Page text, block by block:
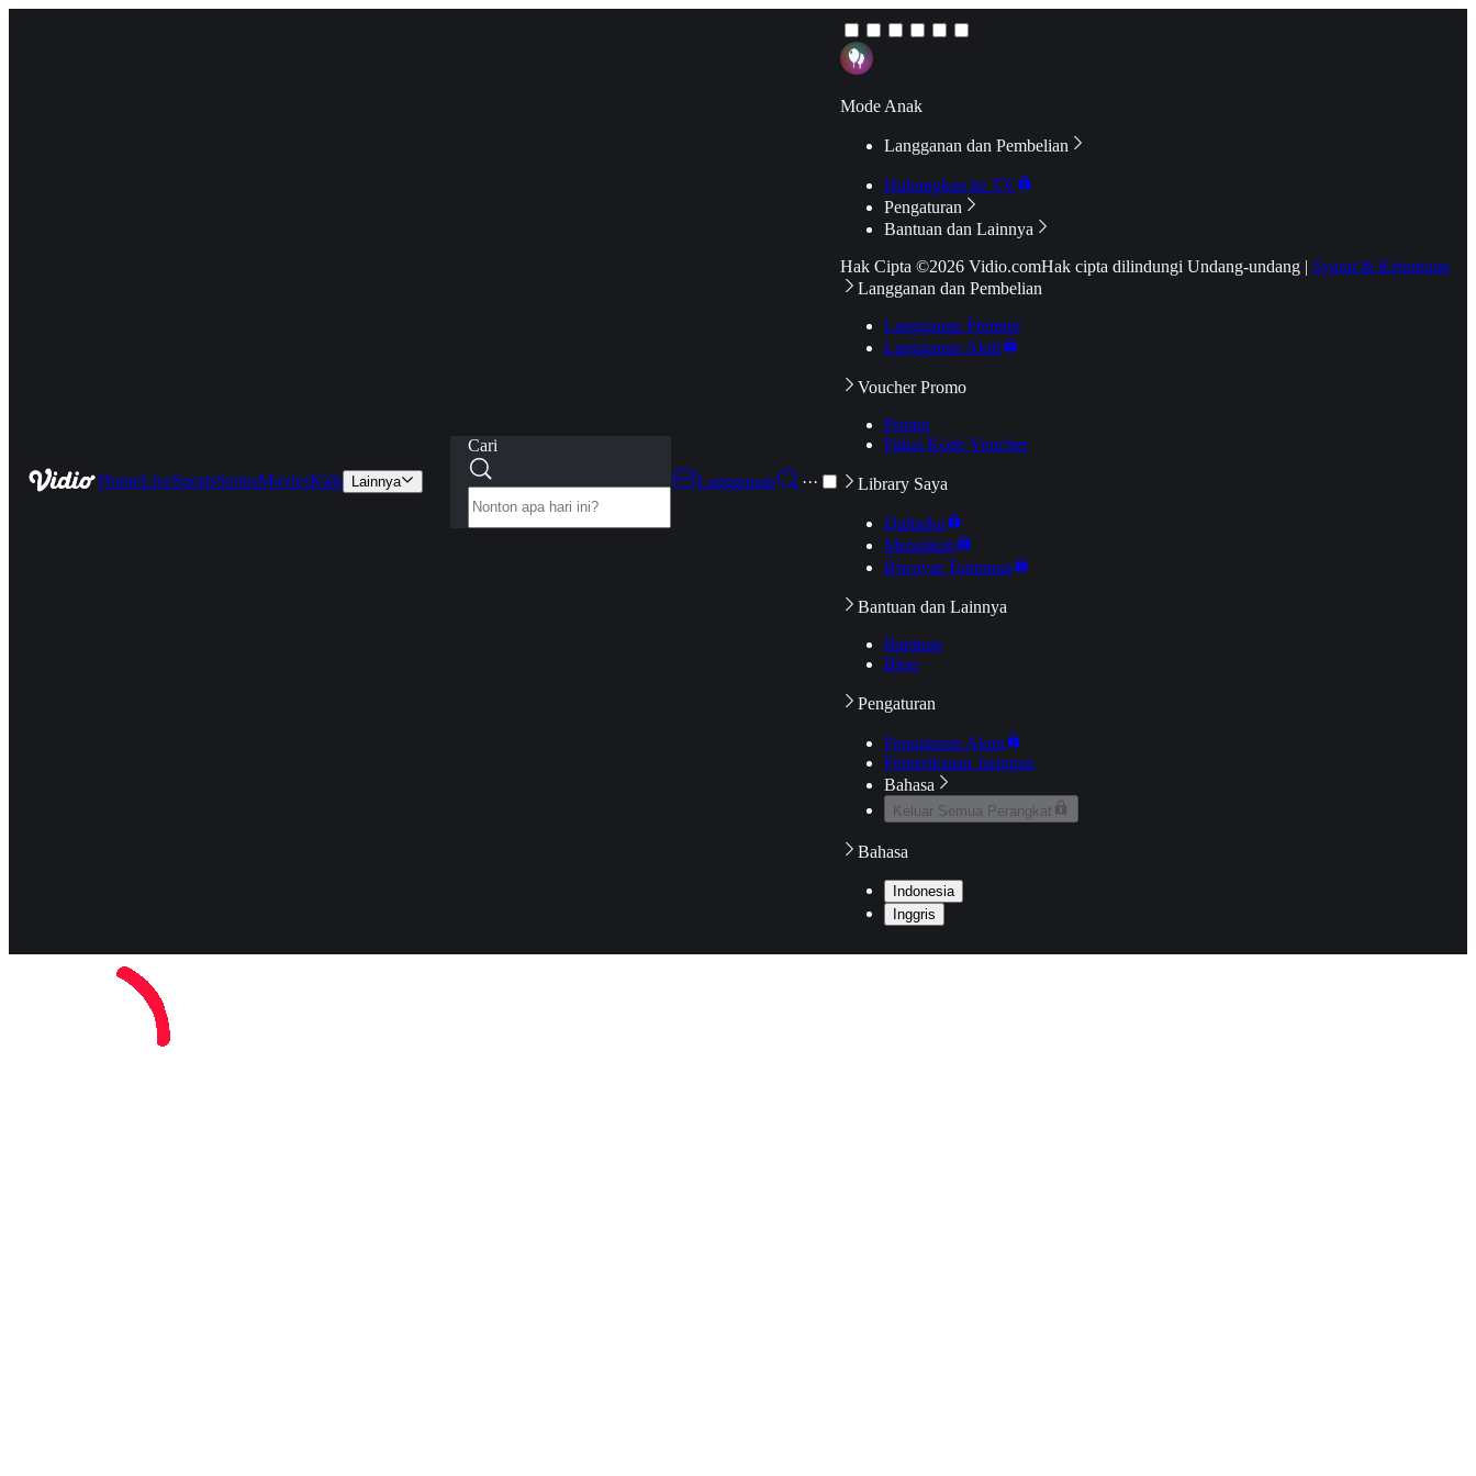
HomeLiveSportsSeriesMoviesKids Lainnya
Cari
Langganan
···
Mode Anak
Langganan dan Pembelian
Hubungkan ke TV
Pengaturan
Bantuan dan Lainnya
Hak Cipta ©2026 Vidio.comHak cipta dilindungi Undang-undang | Syarat & Ketentuan
Langganan dan Pembelian
Langganan Premier
Langganan Aktif
Voucher Promo
Promo
Pakai Kode Voucher
Library Saya
Daftarku
Mengikuti
Riwayat Tontonan
Bantuan dan Lainnya
Bantuan
Blog
Pengaturan
Pengaturan Akun
Pemeriksaan Jaringan
Bahasa
Keluar Semua Perangkat
Bahasa
Indonesia
Inggris